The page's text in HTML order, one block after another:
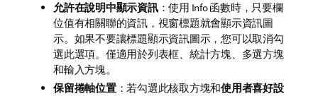
允許在說明中顯示資訊：使用 Info 函數時，只要欄
位值有相關聯的資訊，視窗標題就會顯示資訊圖
示。如果不要讓標題顯示資訊圖示，您可以取消勾
選此選項。僅適用於列表框、統計方塊、多選方塊
和輸入方塊。
保留捲軸位置：若勾選此核取方塊和使用者喜好設